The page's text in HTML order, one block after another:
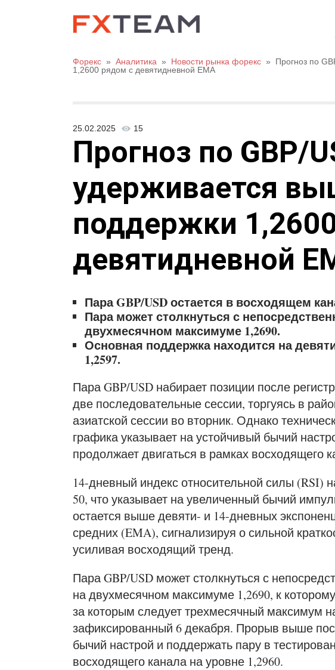
Форекс » Аналитика » Новости рынка форекс »
Прогноз по
1,2600 рядом с девятидневной EMA
25.02.2025 15
Прогноз по GBP/
удерживается
поддержки
девятидневной
Пара GBP/USD остается в восходящем
Пара может столкнуться с
двухмесячном максимуме 1,2690.
Основная поддержка находится на
1,2597.
Пара GBP/USD набирает позиции после
две последовательные сессии, торгуясь в
азиатской сессии во вторник. Однако
графика указывает на устойчивый бычий
продолжает двигаться в рамках восходящего
14-дневный индекс относительной силы (RSI)
50, что указывает на увеличенный бычий
остается выше девяти- и 14-дневных
средних (EMA), сигнализируя о сильной
усиливая восходящий тренд.
Пара GBP/USD может столкнуться с
на двухмесячном максимуме 1,2690, к
за которым следует трехмесячный максимум
зафиксированный 6 декабря. Прорыв выше
бычий настрой и поддержать пару в
восходящего канала на уровне 1,2960.